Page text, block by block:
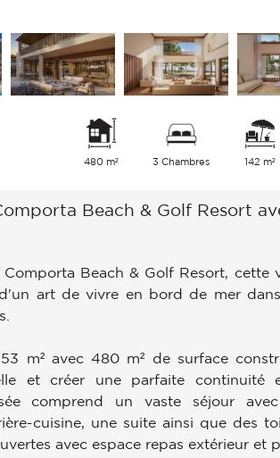
480 m² 3 Chambres 142 m²
Beach & Golf Resort
Beach & Golf Resort, cette
art de vivre en bord de mer
m² avec 480 m² de surface
et créer une parfaite continuité
comprend un vaste séjour
cuisine, une suite ainsi que des
avec espace repas extérieur et